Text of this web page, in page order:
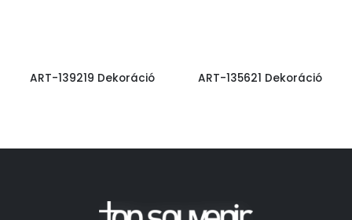
ART-139219 Dekoráció ART-135621 Dekoráció